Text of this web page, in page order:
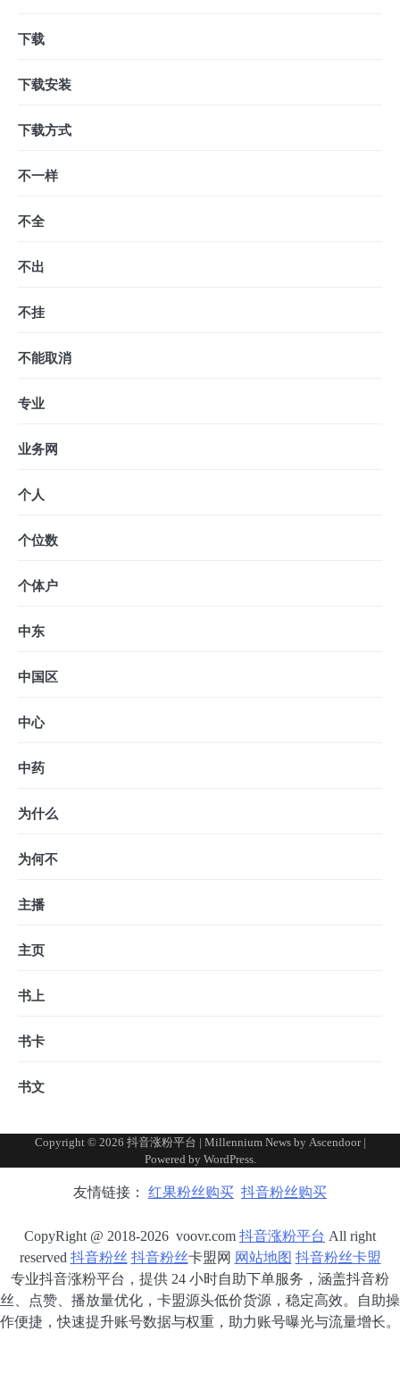
下载
下载安装
下载方式
不一样
不全
不出
不挂
不能取消
专业
业务网
个人
个位数
个体户
中东
中国区
中心
中药
为什么
为何不
主播
主页
书上
书卡
书文
Copyright © 2026 抖音涨粉平台 | Millennium News by Ascendoor|
Powered by WordPress.
友情链接： 红果粉丝购买 抖音粉丝购买
CopyRight @ 2018-2026 voovr.com 抖音涨粉平台 All right
reserved 抖音粉丝 抖音粉丝卡盟网 网站地图 抖音粉丝卡盟
专业抖音涨粉平台，提供 24 小时自助下单服务，涵盖抖音粉
丝、点赞、播放量优化，卡盟源头低价货源，稳定高效。自助操
作便捷，快速提升账号数据与权重，助力账号曝光与流量增长。